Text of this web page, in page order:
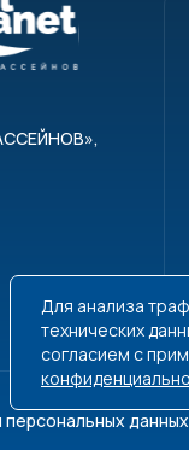
,
данных
Для анализа
технических
согласием с